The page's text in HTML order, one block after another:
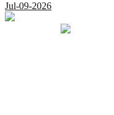
Jul-09-2026